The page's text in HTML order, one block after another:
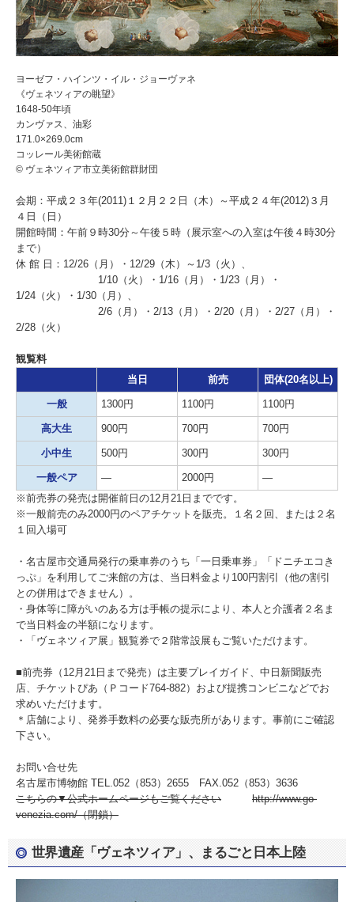
ヨーゼフ・ハインツ・イル・ジョーヴァネ
《ヴェネツィアの眺望》
1648-50年頃
カンヴァス、油彩
171.0×269.0cm
コッレール美術館蔵
© ヴェネツィア市立美術館群財団
会期：平成２３年(2011)１２月２２日（木）～平成２４年(2012)３月
４日（日）
開館時間：午前９時30分～午後５時（展示室への入室は午後４時30分
まで）
休 館 日：12/26（月）・12/29（木）～1/3（火）、
1/10（火）・1/16（月）・1/23（月）・
1/24（火）・1/30（月）、
2/6（月）・2/13（月）・2/20（月）・2/27（月）・
2/28（火）
観覧料
当日
前売 団体(20名以上)
一般 1300円 1100円 1100円
高大生 900円 700円 700円
小中生 500円 300円 300円
一般ペア ― 2000円
―
※前売券の発売は開催前日の12月21日までです。
※一般前売のみ2000円のペアチケットを販売。１名２回、または２名
１回入場可
・名古屋市交通局発行の乗車券のうち「一日乗車券」「ドニチエコき
っぷ」を利用してご来館の方は、当日料金より100円割引（他の割引
との併用はできません）。
・身体等に障がいのある方は手帳の提示により、本人と介護者２名ま
で当日料金の半額になります。
・「ヴェネツィア展」観覧券で２階常設展もご覧いただけます。
■前売券（12月21日まで発売）は主要プレイガイド、中日新聞販売
店、チケットぴあ（Ｐコード764-882）および提携コンビニなどでお
求めいただけます。
＊店舗により、発券手数料の必要な販売所があります。事前にご確認
下さい。
お問い合せ先
名古屋市博物館 TEL.052（853）2655 FAX.052（853）3636
こちらの▼公式ホームページもご覧ください
http://www.go-
venezia.com/（閉鎖）
世界遺産「ヴェネツィア」、まるごと日本上陸